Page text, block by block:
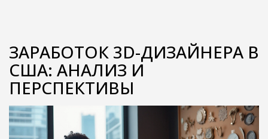
ЗАРАБОТОК 3D-ДИЗАЙНЕРА В
США: АНАЛИЗ И
ПЕРСПЕКТИВЫ